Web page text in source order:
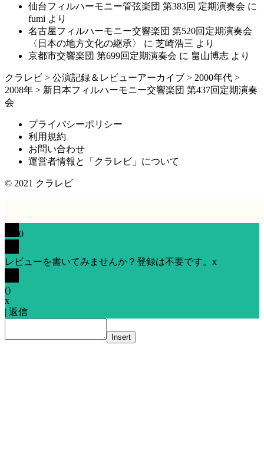
仙台フィルハーモニー管弦楽団 第383回 定期演奏会 に
fumi より
名古屋フィルハーモニー交響楽団 第520回定期演奏会
〈日本の地方文化の継承〉
に 芝崎浩三 より
京都市交響楽団 第699回定期演奏会 に 畠山博志 より
クラレビ > 公演記録＆レビューアーカイブ > 2000年代 >
2008年 > 新日本フィルハーモニー交響楽団 第437回定期演奏
会
プライバシーポリシー
利用規約
お問い合わせ
運営者情報と「クラレビ」について
© 2021 クラレビ
0
レビューを書いてみませんか？登録は不要です。 x
()
x
| 返信
Insert